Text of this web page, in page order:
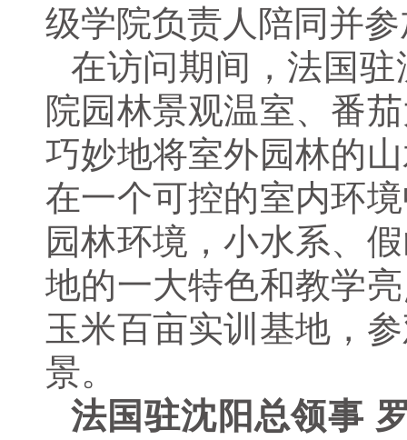
级学院负责人陪同并
在访问期间，法国
院园林景观温室、番
巧妙地将室外园林的
在一个可控的室内环
园林环境，小水系、
地的一大特色和教学
玉米百亩实训基地，
景。
法国驻沈阳总领事